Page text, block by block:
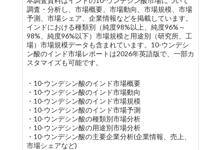
調査・分析し、市場概要、市場動向、市場規模、市場
予測、市場シェア、企業情報などを掲載しています。
インドにおける種類別（純度98%以上、純度96%～
98%、純度96%以下）市場規模と用途別（研究所、工
場）市場規模データも含まれています。10-ウンデシ
ン酸のインド市場レポートは2026年英語版で、一部カ
スタマイズも可能です。
・10-ウンデシン酸のインド市場概要
・10-ウンデシン酸のインド市場動向
・10-ウンデシン酸のインド市場規模
・10-ウンデシン酸のインド市場予測
・10-ウンデシン酸の種類別市場分析
・10-ウンデシン酸の用途別市場分析
・10-ウンデシン酸の主要企業分析(企業情報、売上、
市場シェアなど)